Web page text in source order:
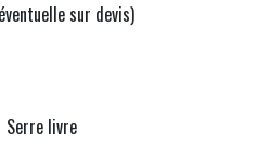
sur devis)
Serre livre